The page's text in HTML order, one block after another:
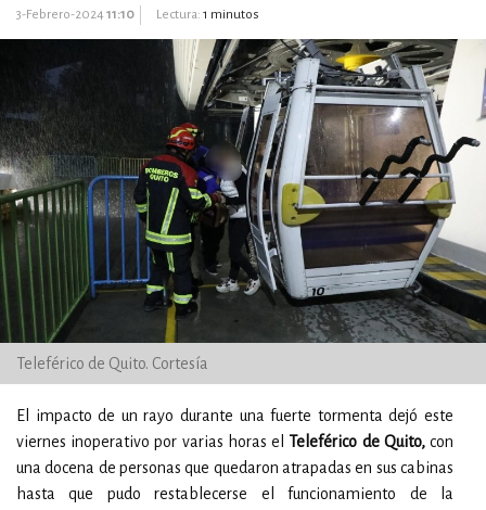
3-Febrero-2024 11:10 Lectura: 1 minutos
Teleférico de Quito. Cortesía
El impacto de un rayo durante una fuerte tormenta dejó este
viernes inoperativo por varias horas elTeleférico de Quito,con
una docena de personas que quedaron atrapadas en sus cabinas
hasta que pudo restablecerse el funcionamiento de la